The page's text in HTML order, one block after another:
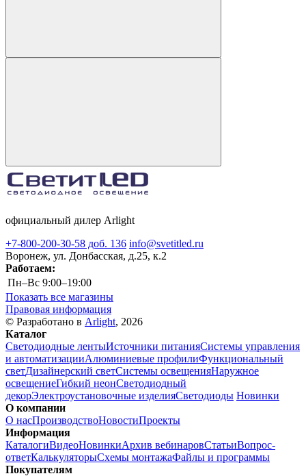
официальный дилер Arlight
+7-800-200-30-58 доб. 136 info@svetitled.ru
Воронеж, ул. Донбасская, д.25, к.2
Работаем:
Пн–Вс 9:00–19:00
Показать все магазины
Правовая информация
© Разработано в Arlight, 2026
Каталог
Светодиодные лентыИсточники питанияСистемы управления
и автоматизацииАлюминиевые профилиФункциональный
светДизайнерский светСистемы освещенияНаружное
освещениеГибкий неонСветодиодный
декорЭлектроустановочные изделияСветодиоды Новинки
О компании
О насПроизводствоНовостиПроекты
Информация
КаталогиВидеоНовинкиАрхив вебинаровСтатьиВопрос-
ответКалькуляторыСхемы монтажаФайлы и программы
Покупателям